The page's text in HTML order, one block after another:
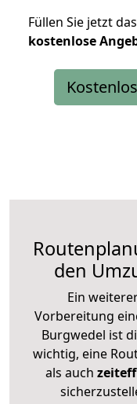
Füllen Sie jetzt
kostenlose
den
Ein
Vorbereitung
Burgwedel ist
wichtig, eine
als auch